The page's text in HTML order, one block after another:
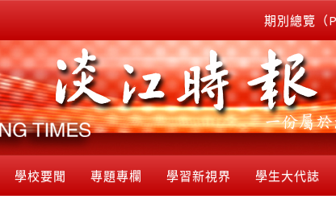
期別總覽（
學校要聞 專題專欄 學習新視界 學生大代誌